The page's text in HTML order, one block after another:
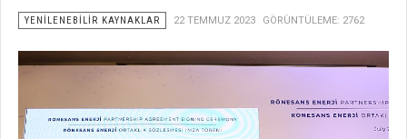
YENILENEBILIR KAYNAKLAR 22 TEMMUZ 2023 GÖRÜNTÜLEME: 2762